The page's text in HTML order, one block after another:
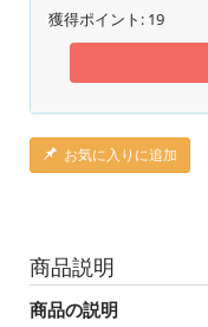
獲得ポイント: 19
お気に入りに追加
商品説明
商品の説明